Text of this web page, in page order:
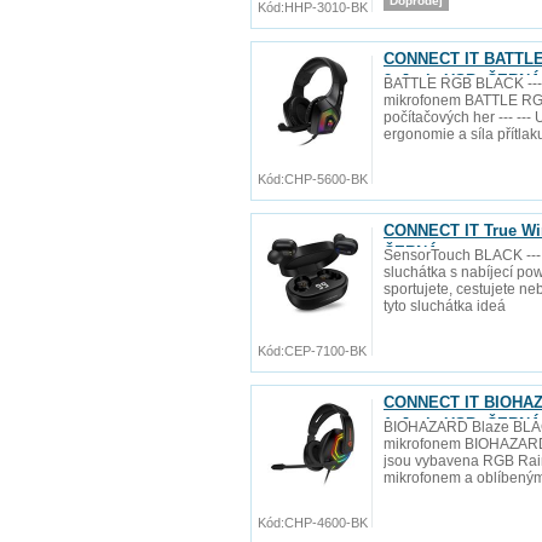
Kód:HHP-3010-BK
CONNECT IT
2xJack+USB, ČERNÁ
BATTLE RGB BLACK
mikrofonem BATTLE
počítačových her --- ---
ergonomie a síla
Kód:CHP-5600-BK
CONNECT IT True
ČERNÁ
SensorTouch BLACK
sluchátka s nabíjecí
sportujete, cestujete
tyto sluchátka ideá
Kód:CEP-7100-BK
CONNECT IT
1xJack+USB, ČERNÁ
BIOHAZARD Blaze
mikrofonem
jsou vybavena RGB
mikrofonem a
Kód:CHP-4600-BK